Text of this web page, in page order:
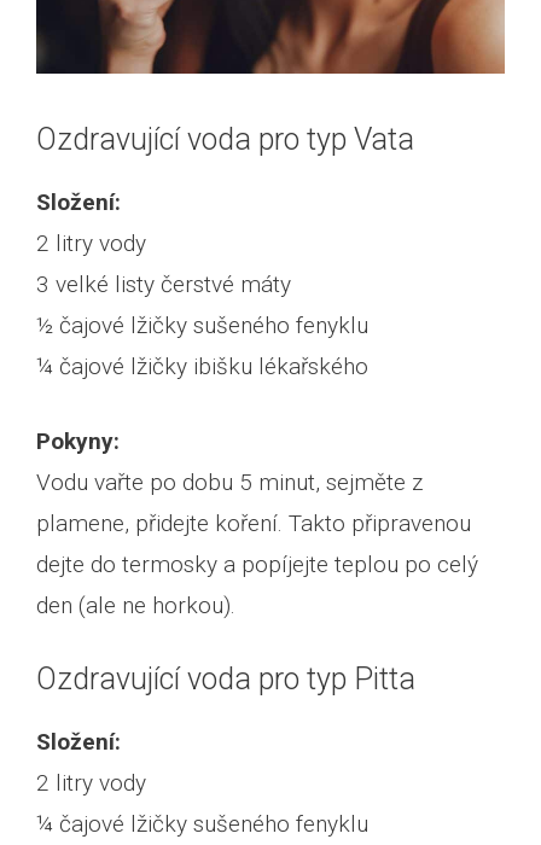
Ozdravující voda pro typ Vata
Složení:
2 litry vody
3 velké listy čerstvé máty
½ čajové lžičky sušeného fenyklu
¼ čajové lžičky ibišku lékařského
Pokyny:
Vodu vařte po dobu 5 minut, sejměte z
plamene, přidejte koření. Takto připravenou
dejte do termosky a popíjejte teplou po celý
den (ale ne horkou).
Ozdravující voda pro typ Pitta
Složení:
2 litry vody
¼ čajové lžičky sušeného fenyklu